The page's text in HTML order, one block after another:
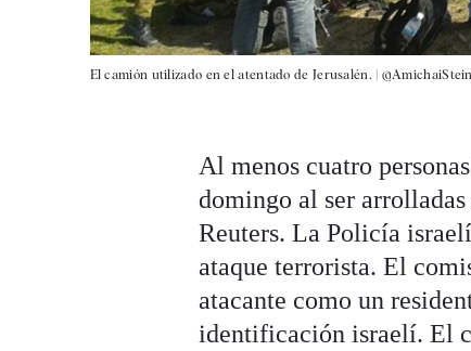
El camión utilizado en el atentado de Jerusalén. |
Al menos cuatro
domingo al ser
Reuters. La Policía
ataque terrorista. El
atacante como un
identificación israelí. El